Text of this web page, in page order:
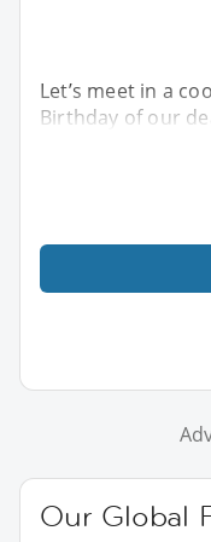
Let’s meet in a
Birthday of our
Our Global